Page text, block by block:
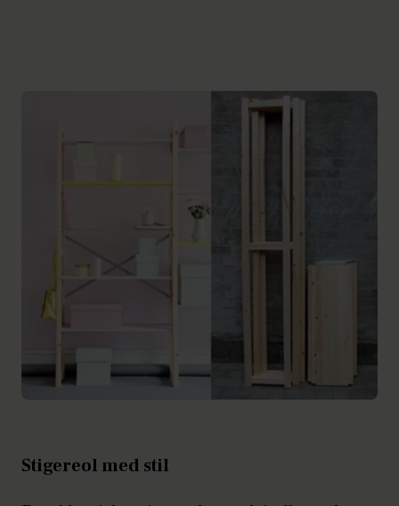
Stigereol med stil